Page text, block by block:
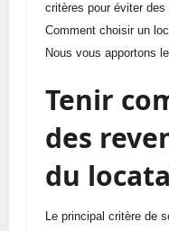
critères pour éviter des
Comment choisir un
Nous vous apportons
Tenir
des
du
Le principal critère de